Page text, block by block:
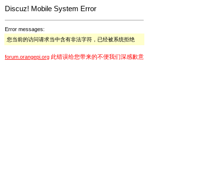
Discuz! Mobile System Error
Error messages:
您当前的访问请求当中含有非法字符，已经被系统拒绝
forum.orangepi.org 此错误给您带来的不便我们深感歉意